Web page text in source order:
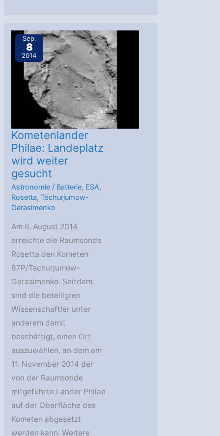
festgelegt
Sep.
8
2014
Kometenlander
Philae: Landeplatz
wird weiter
gesucht
Astronomie / Batterie, ESA,
Rosetta,Tschurjumow-
Gerasimenko
Am 6. August 2014
erreichte die Raumsonde
Rosetta den Kometen
67P/Tschurjumow-
Gerasimenko. Seitdem
sind die beteiligten
Wissenschaftler unter
anderem damit
beschäftigt, einen Ort
auszuwählen, an dem am
11. November 2014 der
von der Raumsonde
mitgeführte Lander Philae
auf der Oberfläche des
Kometen abgesetzt
werden kann. Weitere